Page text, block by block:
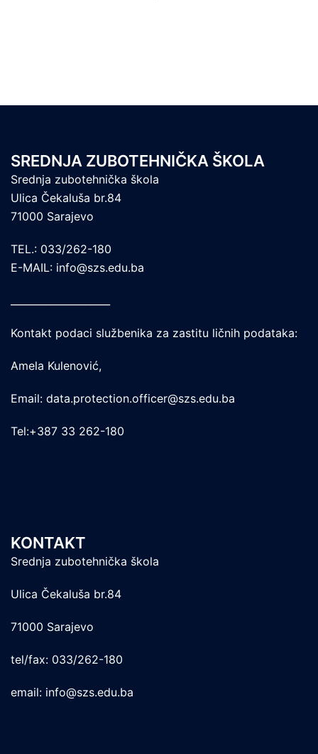
SREDNJA ZUBOTEHNIČKA ŠKOLA
Srednja zubotehnička škola
Ulica Čekaluša br.84
71000 Sarajevo
TEL.: 033/262-180
E-MAIL: info@szs.edu.ba
Kontakt podaci službenika za zastitu ličnih podataka:
Amela Kulenović,
Email: data.protection.officer@szs.edu.ba
Tel:+387 33 262-180
KONTAKT
Srednja zubotehnička škola
Ulica Čekaluša br.84
71000 Sarajevo
tel/fax: 033/262-180
email: info@szs.edu.ba